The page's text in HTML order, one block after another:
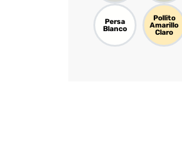
Persa
Blanco
Pollito
Amarillo
Claro